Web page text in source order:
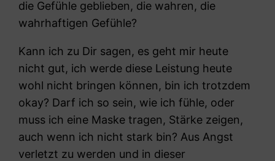
die Gefühle geblieben, die wahren, die
wahrhaftigen Gefühle?
Kann ich zu Dir sagen, es geht mir heute
nicht gut, ich werde diese Leistung heute
wohl nicht bringen können, bin ich trotzdem
okay? Darf ich so sein, wie ich fühle, oder
muss ich eine Maske tragen, Stärke zeigen,
auch wenn ich nicht stark bin? Aus Angst
verletzt zu werden und in dieser